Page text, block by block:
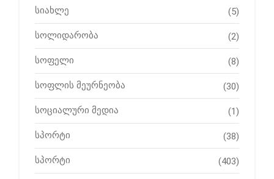
სიახლე (5)
სოლიდარობა (2)
სოფელი (8)
სოფლის მეურნეობა (30)
სოციალური მედია (1)
სპორტი (38)
სპორტი (403)